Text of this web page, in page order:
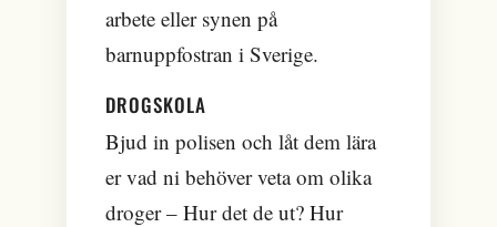
arbete eller synen på
barnuppfostran i Sverige.
DROGSKOLA
Bjud in polisen och låt dem lära
er vad ni behöver veta om olika
droger – Hur det de ut? Hur